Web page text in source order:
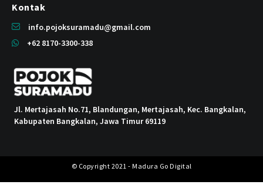
Kontak
info.pojoksuramadu@gmail.com
+62 8170-3300-338
Jl. Mertajasah No.71, Blandungan, Mertajasah, Kec. Bangkalan,
Kabupaten Bangkalan, Jawa Timur 69119
© Copyright 2021 - Madura Go Digital